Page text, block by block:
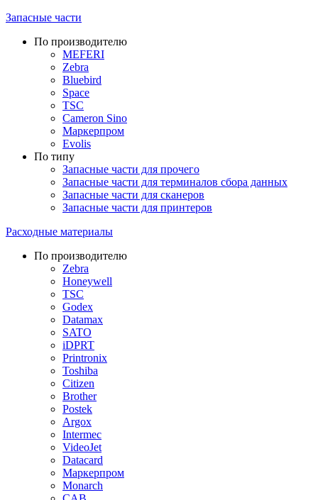
Запасные части
По производителю
MEFERI
Zebra
Bluebird
Space
TSC
Cameron Sino
Маркерпром
Evolis
По типу
Запасные части для прочего
Запасные части для терминалов сбора данных
Запасные части для сканеров
Запасные части для принтеров
Расходные материалы
По производителю
Zebra
Honeywell
TSC
Godex
Datamax
SATO
iDPRT
Printronix
Toshiba
Citizen
Brother
Postek
Argox
Intermec
VideoJet
Datacard
Маркерпром
Monarch